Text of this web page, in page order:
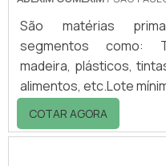
São matérias
segmentos como:
madeira, plásticos,
alimentos, etc.Lote
20kgConhecendo
SNCZ inibidores de
COTAR AGORA